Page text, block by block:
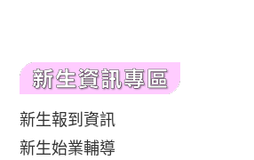
新生報到資訊
新生始業輔導